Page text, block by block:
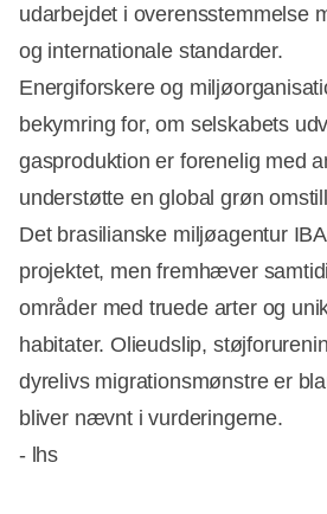
udarbejdet i overensstemmelse
og internationale standarder.
Energiforskere og
bekymring for, om selskabets
gasproduktion er forenelig med
understøtte en global grøn
Det brasilianske miljøagentur
projektet, men fremhæver
områder med truede arter og
habitater. Olieudslip,
dyrelivs migrationsmønstre er
bliver nævnt i vurderingerne.
- lhs